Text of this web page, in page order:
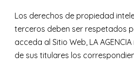
Los derechos de propiedad
terceros deben ser respetados
acceda al Sitio Web, LA
de sus titulares los